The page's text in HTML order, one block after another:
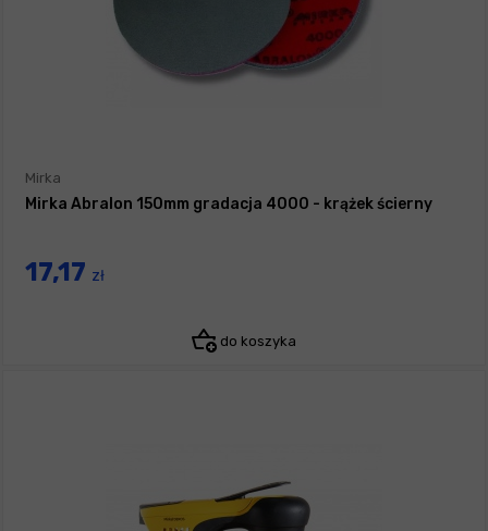
Mirka
Mirka Abralon 150mm gradacja 4000 - krążek ścierny
17,17 zł
do koszyka